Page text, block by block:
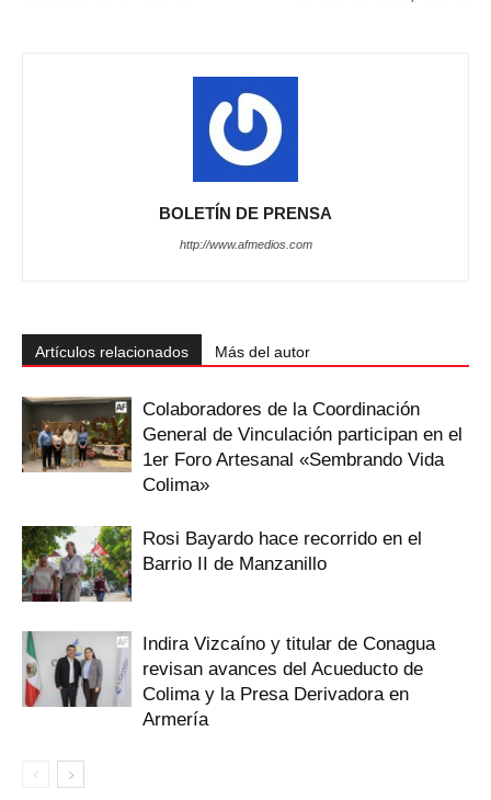
BOLETÍN DE PRENSA
http://www.afmedios.com
Artículos relacionados Más del autor
Colaboradores de la Coordinación
General de Vinculación participan en el
1er Foro Artesanal «Sembrando Vida
Colima»
Rosi Bayardo hace recorrido en el
Barrio II de Manzanillo
Indira Vizcaíno y titular de Conagua
revisan avances del Acueducto de
Colima y la Presa Derivadora en
Armería